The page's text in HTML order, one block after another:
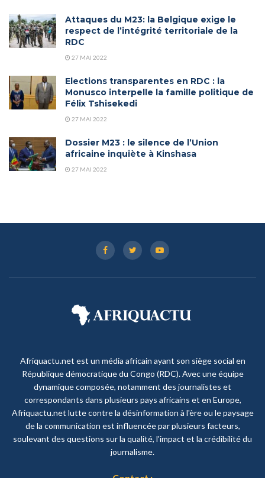
Attaques du M23: la Belgique exige le
respect de l’intégrité territoriale de la
RDC
27 MAI 2022
Elections transparentes en RDC : la
Monusco interpelle la famille politique de
Félix Tshisekedi
27 MAI 2022
Dossier M23 : le silence de l’Union
africaine inquiète à Kinshasa
27 MAI 2022
Afriquactu.net est un média africain ayant son siège social en
République démocratique du Congo (RDC). Avec une équipe
dynamique composée, notamment des journalistes et
correspondants dans plusieurs pays africains et en Europe,
Afriquactu.net lutte contre la désinformation à l'ère ou le paysage
de la communication est influencée par plusieurs facteurs,
soulevant des questions sur la qualité, l'impact et la crédibilité du
journalisme.